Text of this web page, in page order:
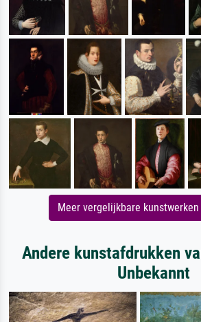
Meer vergelijkbare
Andere kunstafdrukken
Unbekannt